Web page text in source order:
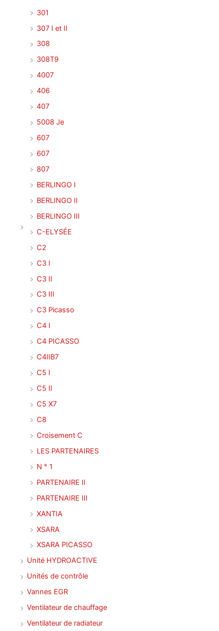
301
307 I et II
308
308T9
4007
406
407
5008 Je
607
607
807
BERLINGO I
BERLINGO II
BERLINGO III
C-ELYSÉE
C2
C3 I
C3 II
C3 III
C3 Picasso
C4 I
C4 PICASSO
C4IIB7
C5 I
C5 II
C5 X7
C8
Croisement C
LES PARTENAIRES
N ° 1
PARTENAIRE II
PARTENAIRE III
XANTIA
XSARA
XSARA PICASSO
Unité HYDROACTIVE
Unités de contrôle
Vannes EGR
Ventilateur de chauffage
Ventilateur de radiateur